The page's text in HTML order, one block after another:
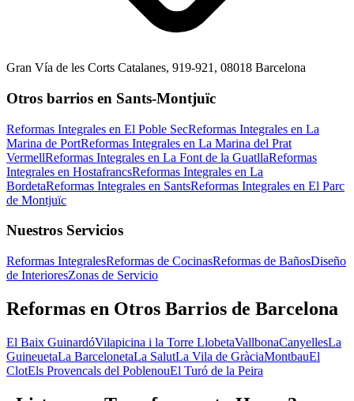
Gran Vía de les Corts Catalanes, 919-921, 08018 Barcelona
Otros barrios en Sants-Montjuïc
Reformas Integrales en El Poble SecReformas Integrales en La
Marina de PortReformas Integrales en La Marina del Prat
VermellReformas Integrales en La Font de la GuatllaReformas
Integrales en HostafrancsReformas Integrales en La
BordetaReformas Integrales en SantsReformas Integrales en El Parc
de Montjuïc
Nuestros Servicios
Reformas IntegralesReformas de CocinasReformas de BañosDiseño
de InterioresZonas de Servicio
Reformas en Otros Barrios de Barcelona
El Baix GuinardóVilapicina i la Torre LlobetaVallbonaCanyellesLa
GuineuetaLa BarcelonetaLa SalutLa Vila de GràciaMontbauEl
ClotEls Provencals del PoblenouEl Turó de la Peira